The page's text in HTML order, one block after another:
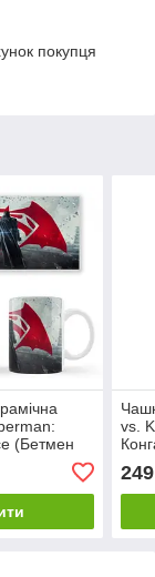
покупця
(Бетмен
На зарі
vs.
249